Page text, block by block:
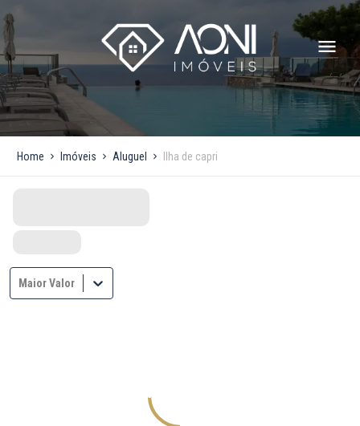
Home Imóveis Aluguel Ilha de capri
Maior Valor